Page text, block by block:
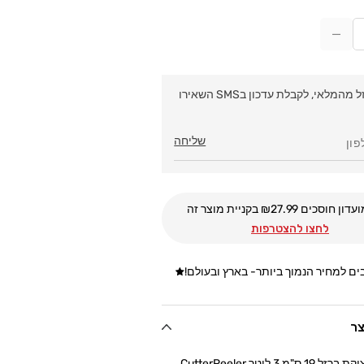
סיר
CutterPeeler
המוצר אזל מהמלאי, לקבלת עדכון בSMS השאירו
שליחה
חוסכים ₪27.99
בקניית מוצר זה
לחצו להצטרפות
למחיר הנמוך ביותר- בארץ ובעולם!